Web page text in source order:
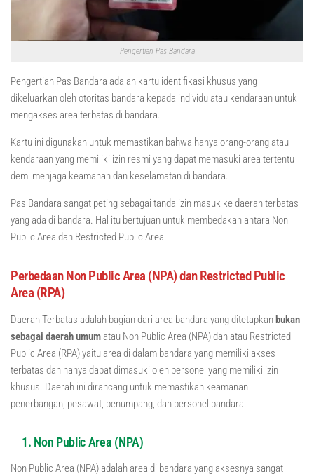
Pengertian Pas Bandara
Pengertian Pas Bandara adalah kartu identifikasi khusus yang
dikeluarkan oleh otoritas bandara kepada individu atau kendaraan untuk
mengakses area terbatas di bandara.
Kartu ini digunakan untuk memastikan bahwa hanya orang-orang atau
kendaraan yang memiliki izin resmi yang dapat memasuki area tertentu
demi menjaga keamanan dan keselamatan di bandara.
Pas Bandara sangat peting sebagai tanda izin masuk ke daerah terbatas
yang ada di bandara. Hal itu bertujuan untuk membedakan antara Non
Public Area dan Restricted Public Area.
Perbedaan Non Public Area (NPA) dan Restricted Public
Area(RPA)
Daerah Terbatas adalah bagian dari area bandara yang ditetapkan bukan
sebagai daerah umumatau Non Public Area (NPA) dan atau Restricted
Public Area (RPA) yaitu area di dalam bandara yang memiliki akses
terbatas dan hanya dapat dimasuki oleh personel yang memiliki izin
khusus. Daerah ini dirancang untuk memastikan keamanan
penerbangan, pesawat, penumpang, dan personel bandara.
1. Non Public Area (NPA)
Non Public Area (NPA) adalah area di bandara yang aksesnya sangat